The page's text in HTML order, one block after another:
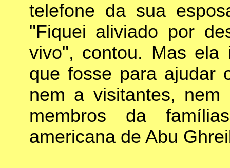
telefone da sua
"Fiquei aliviado por
vivo", contou. Mas
que fosse para ajudar
nem a visitantes,
membros da
americana de Abu